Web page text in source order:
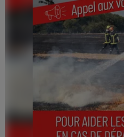
quartier résidentiel, avait
contraint à l'évacuation